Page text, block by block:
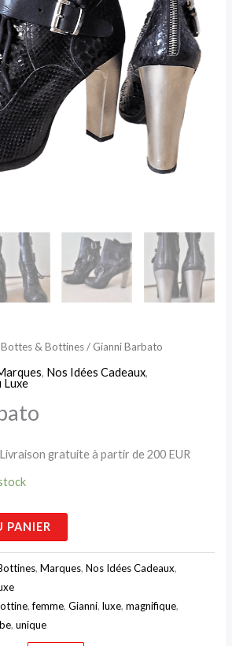
Bottes & Bottines/ Gianni Barbato
, Nos Idées Cadeaux,
Luxe
Livraison gratuite à partir de 200 EUR
PANIER
,Marques,Nos Idées Cadeaux,
,femme,Gianni,luxe,magnifique,
,unique